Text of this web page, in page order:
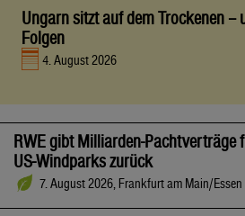
Ungarn sitzt auf dem Trockenen –
Folgen
4. August 2026
RWE gibt Milliarden-Pachtverträge
US-Windparks zurück
7. August 2026, Frankfurt am Main/Essen